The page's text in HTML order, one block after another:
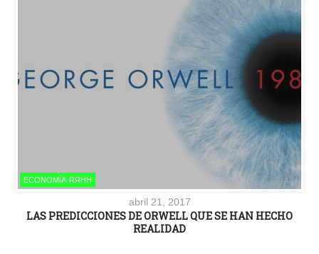
ECONOMÍA-RRHH
abril 21, 2017
LAS PREDICCIONES DE ORWELL QUE SE HAN HECHO
REALIDAD